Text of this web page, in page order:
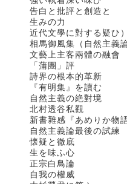
告白と批評と創造と
生みの力
近代文學に對する疑ひ）
相馬御風集（自然主義
文藝上主客兩體の融會
「蒲團」評
詩界の根本的革新
『有明集』を讀む
自然主義の絶對境
北村透谷私觀
新書雜感『あめりか物語
自然主義論最後の試練
懐疑と徹底
生を味ふ心
正宗白鳥論
自我の權威